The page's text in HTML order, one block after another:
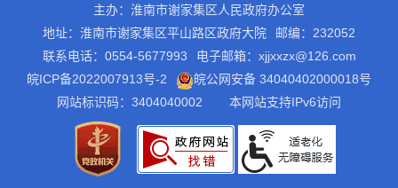
主办：淮南市谢家集区人民政府办公室
地址：淮南市谢家集区平山路区政府大院
邮编：232052
联系电话：0554-5677993
电子邮箱：xjjxxzx@126.com
皖ICP备2022007913号-2
皖公网安备 34040402000018号
网站标识码：3404040002
本网站支持IPv6访问